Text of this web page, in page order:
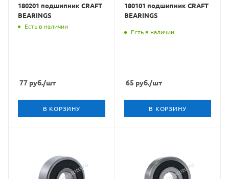
180201 подшипник CRAFT
BEARINGS
Есть в наличии
77 руб./шт
В КОРЗИНУ
180101 подшипник CRAFT
BEARINGS
Есть в наличии
65 руб./шт
В КОРЗИНУ